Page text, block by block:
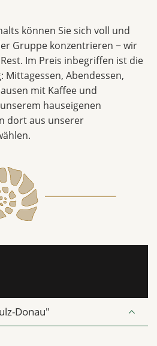
können Sie sich voll und
Gruppe konzentrieren − wir
Im Preis inbegriffen ist die
Abendessen,
mit Kaffee und
hauseigenen
dort aus unserer
Donau"